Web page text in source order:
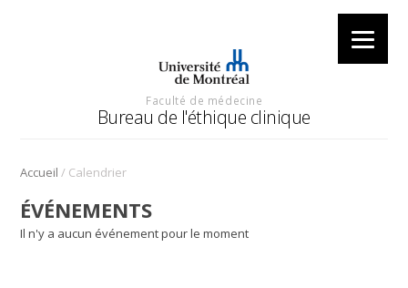
Faculté de médecine
Bureau de l'éthique clinique
Accueil / Calendrier
ÉVÉNEMENTS
Il n'y a aucun événement pour le moment